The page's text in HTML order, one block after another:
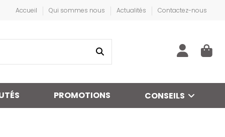
Accueil Qui sommes nous Actualités Contactez-nous
PROMOTIONS CONSEILS